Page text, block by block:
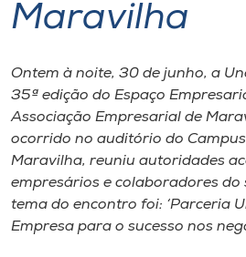
Portal de Ensino
A
Unoesc
Internacionalização
I.nova
Maravilha
Ontem à noite, 30 de junho, a
35ª edição do Espaço
Associação Empresarial de
ocorrido no auditório do
Maravilha, reuniu autoridades
empresários e colaboradores do
tema do encontro foi: ‘Parceria
Empresa para o sucesso nos